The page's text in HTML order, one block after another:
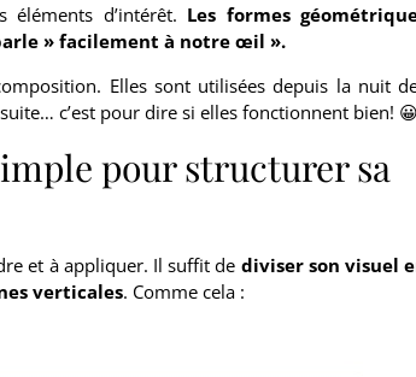
éléments d’intérêt. Les formes
» facilement à notre œil ».
Elles sont utilisées depuis la nuit
c’est pour dire si elles fonctionnent bien! 😀
pour structurer sa
et à appliquer. Il suffit de diviser son visuel
verticales. Comme cela :